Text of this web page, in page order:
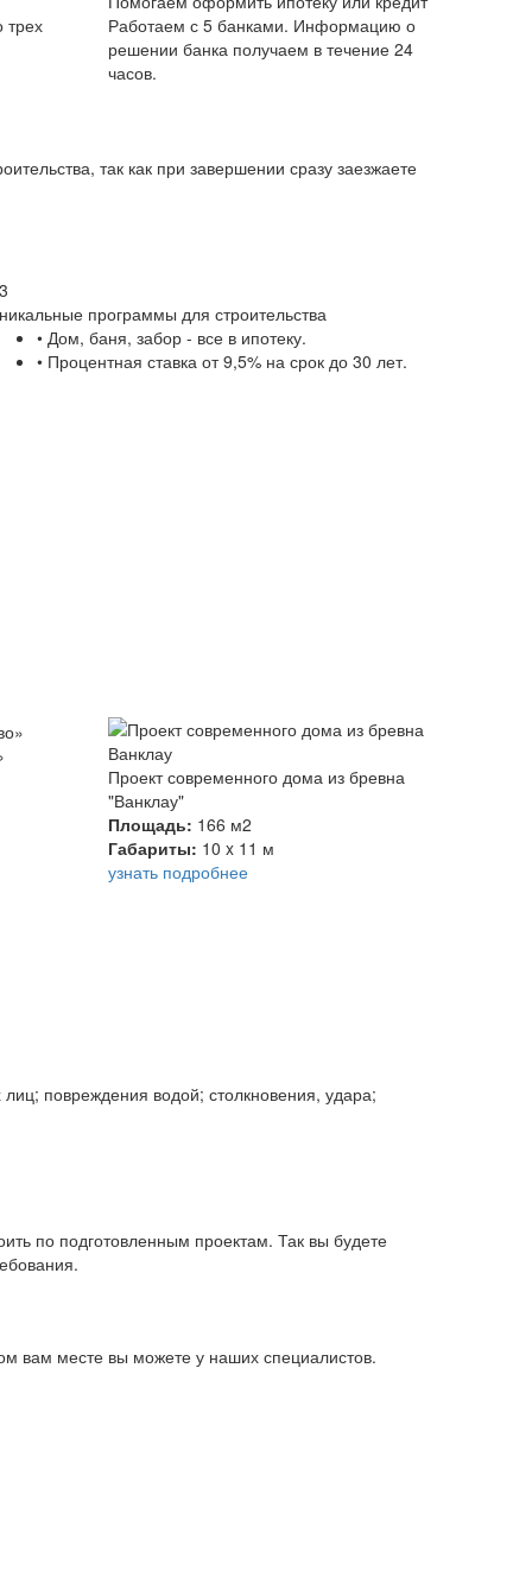
трех
Работаем с 5 банками. Информацию о
решении банка получаем в течение 24
часов.
так как при завершении сразу заезжаете
программы для строительства
• Дом, баня, забор - все в ипотеку.
• Процентная ставка от 9,5% на срок до 30 лет.
Проект современного дома из бревна
"Ванклау"
Площадь: 166 м2
Габариты: 10 x 11 м
узнать подробнее
повреждения водой; столкновения, удара;
по подготовленным проектам. Так вы будете
вам месте вы можете у наших специалистов.